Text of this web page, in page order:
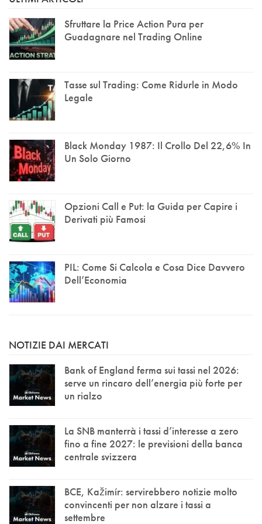
Sfruttare la Price Action Pura per
Guadagnare nel Trading Online
Tasse sul Trading: Come Ridurle in Modo
Legale
Black Monday 1987: Il Crollo Del 22,6% In
Un Solo Giorno
Opzioni Call e Put: la Guida per Capire i
Derivati più Famosi
PIL: Come Si Calcola e Cosa Dice Davvero
Dell’Economia
NOTIZIE DAI MERCATI
Bank of England ferma sui tassi nel 2026:
serve un rincaro dell’energia più forte per
un rialzo
La SNB manterrà i tassi d’interesse a zero
fino a fine 2027: le previsioni della banca
centrale svizzera
BCE, Kažimír: servirebbero notizie molto
convincenti per non alzare i tassi a
settembre